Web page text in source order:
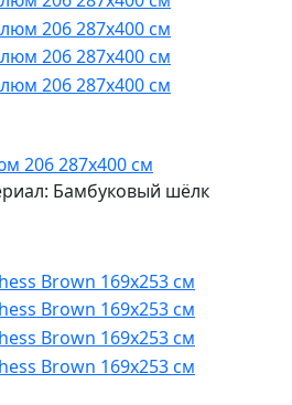
206 287x400 см
Бамбуковый шёлк